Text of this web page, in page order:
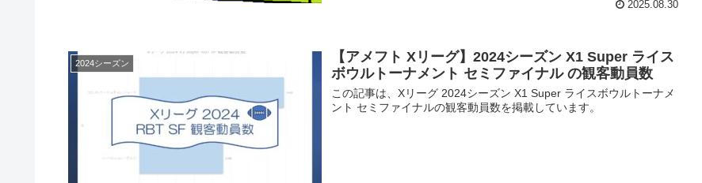
2025.08.30
2024シーズン
【アメフト Xリーグ】2024シーズン X1 Super ライス
ボウルトーナメント セミファイナル の観客動員数
この記事は、Xリーグ 2024シーズン X1 Super ライスボウルトーナメ
ント セミファイナルの観客動員数を掲載しています。